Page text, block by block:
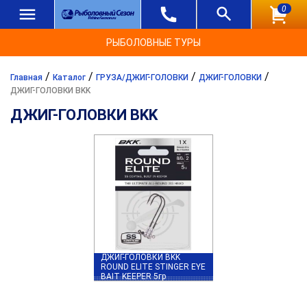
0
РЫБОЛОВНЫЕ ТУРЫ
Главная / Каталог / ГРУЗА/ДЖИГ-ГОЛОВКИ / ДЖИГ-ГОЛОВКИ /
ДЖИГ-ГОЛОВКИ BKK
ДЖИГ-ГОЛОВКИ BKK
ДЖИГ-ГОЛОВКИ BKK
ROUND ELITE STINGER EYE
BAIT KEEPER 5гр